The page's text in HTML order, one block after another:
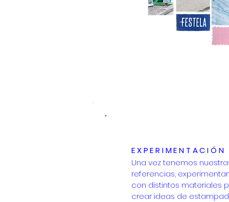
EXPERIMENTACIÓN
Una vez tenemos
referencias,
con distintos materiales
crear ideas de